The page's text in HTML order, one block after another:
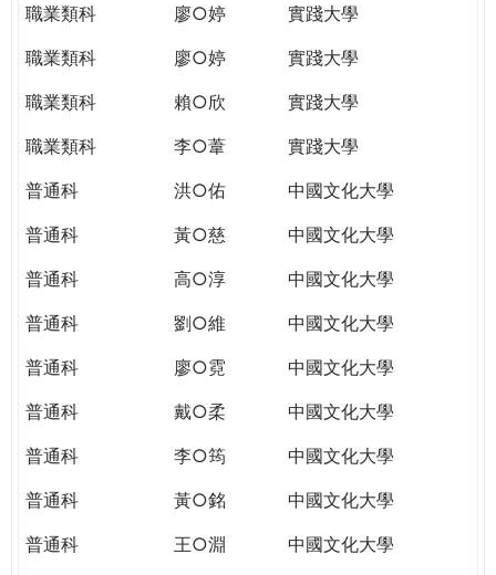
職業類科
廖○婷
實踐大學
職業類科
廖○婷
實踐大學
職業類科
賴○欣
實踐大學
職業類科
李○葦
實踐大學
普通科
洪○佑
中國文化大學
普通科
黃○慈
中國文化大學
普通科
高○淳
中國文化大學
普通科
劉○維
中國文化大學
普通科
廖○霓
中國文化大學
普通科
戴○柔
中國文化大學
普通科
李○筠
中國文化大學
普通科
黃○銘
中國文化大學
普通科
王○淵
中國文化大學